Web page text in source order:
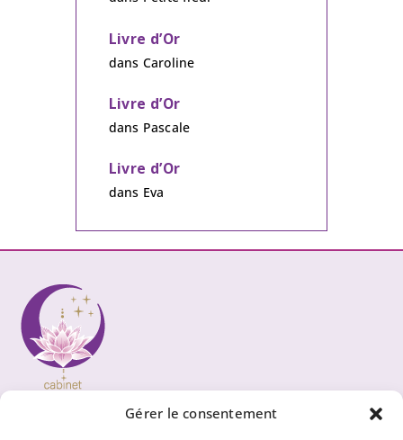
Gérer le consentement
Caroline
dans
Livre d’Or
Pascale
dans
Livre d’Or
Eva
dans
Livre d’Or